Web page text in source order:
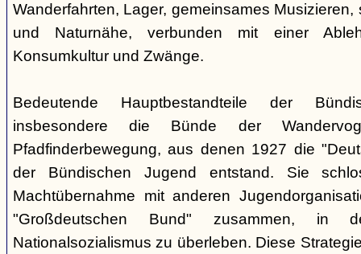
Wanderfahrten, Lager, gemeinsames
und Naturnähe, verbunden mit einer
Konsumkultur und Zwänge.
Bedeutende Hauptbestandteile der
insbesondere die Bünde der
Pfadfinderbewegung, aus denen 1927 die
der Bündischen Jugend entstand. Sie
Machtübernahme mit anderen
"Großdeutschen Bund" zusammen,
Nationalsozialismus zu überleben. Diese